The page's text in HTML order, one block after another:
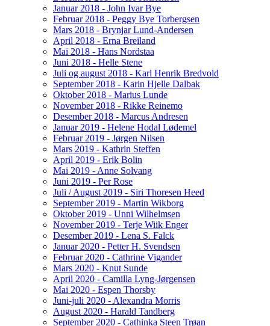
Januar 2018 - John Ivar Bye
Februar 2018 - Peggy Bye Torbergsen
Mars 2018 - Brynjar Lund-Andersen
April 2018 - Erna Breiland
Mai 2018 - Hans Nordstaa
Juni 2018 - Helle Stene
Juli og august 2018 - Karl Henrik Bredvold
September 2018 - Karin Hjelle Dalbak
Oktober 2018 - Marius Lunde
November 2018 - Rikke Reinemo
Desember 2018 - Marcus Andresen
Januar 2019 - Helene Hodal Lødemel
Februar 2019 - Jørgen Nilsen
Mars 2019 - Kathrin Steffen
April 2019 - Erik Bolin
Mai 2019 - Anne Solvang
Juni 2019 - Per Rose
Juli / August 2019 - Siri Thoresen Heed
September 2019 - Martin Wikborg
Oktober 2019 - Unni Wilhelmsen
November 2019 - Terje Wiik Enger
Desember 2019 - Lena S. Falck
Januar 2020 - Petter H. Svendsen
Februar 2020 - Cathrine Vigander
Mars 2020 - Knut Sunde
April 2020 - Camilla Lyng-Jørgensen
Mai 2020 - Espen Thorsby
Juni-juli 2020 - Alexandra Morris
August 2020 - Harald Tandberg
September 2020 - Cathinka Steen Trøan